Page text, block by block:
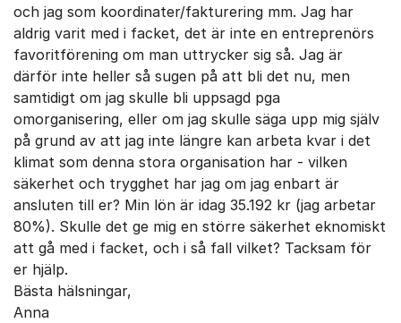
och jag som koordinater/fakturering mm. Jag har
aldrig varit med i facket, det är inte en entreprenörs
favoritförening om man uttrycker sig så. Jag är
därför inte heller så sugen på att bli det nu, men
samtidigt om jag skulle bli uppsagd pga
omorganisering, eller om jag skulle säga upp mig själv
på grund av att jag inte längre kan arbeta kvar i det
klimat som denna stora organisation har - vilken
säkerhet och trygghet har jag om jag enbart är
ansluten till er? Min lön är idag 35.192 kr (jag arbetar
80%). Skulle det ge mig en större säkerhet eknomiskt
att gå med i facket, och i så fall vilket? Tacksam för
er hjälp.
Bästa hälsningar,
Anna